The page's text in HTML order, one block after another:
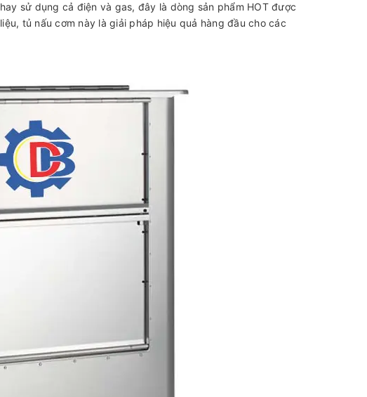
sử dụng cả điện và gas, đây là dòng sản phẩm HOT được
tủ nấu cơm này là giải pháp hiệu quả hàng đầu cho các